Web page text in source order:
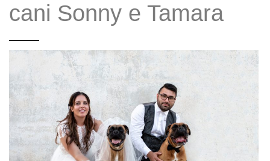
cani Sonny e Tamara